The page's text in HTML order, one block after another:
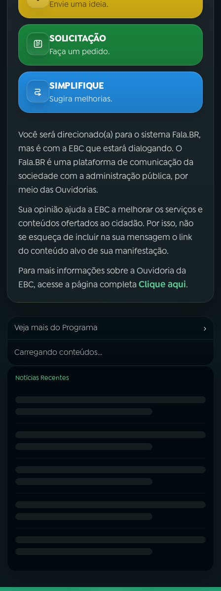
Envie uma ideia.
SOLICITAÇÃO
Faça um pedido.
SIMPLIFIQUE
Sugira melhorias.
Você será direcionado(a) para o sistema Fala.BR,
mas é com a EBC que estará dialogando. O
Fala.BR é uma plataforma de comunicação da
sociedade com a administração pública, por
meio das Ouvidorias.
Sua opinião ajuda a EBC a melhorar os serviços e
conteúdos ofertados ao cidadão. Por isso, não
se esqueça de incluir na sua mensagem o link
do conteúdo alvo de sua manifestação.
Para mais informações sobre a Ouvidoria da
EBC, acesse a página completa Clique aqui.
Veja mais do Programa ›
Carregando conteúdos...
Notícias Recentes